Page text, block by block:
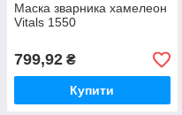
Маска зварника хамелеон
Vitals 1550
799,92 ₴
Купити